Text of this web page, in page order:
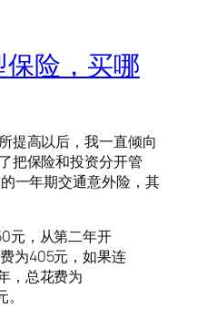
险，买哪
提高以后，我一直倾向
把保险和投资分开管
一年期交通意外险，其
元，从第二年开
为405元，如果连
，总花费为